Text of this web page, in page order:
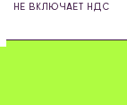
НЕ ВКЛЮЧАЕТ НДС